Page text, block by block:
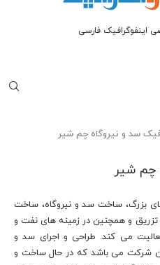
فارسی
سد و نیروگاه چم شیر
چم شیر
بزرگ، ساخت سد و نیروگاه، ساخت
تزریق و همچنین در زمینه های نفت و
می کند. طراحی و اجرای سد و
شرکت می باشد که در حال ساخت و